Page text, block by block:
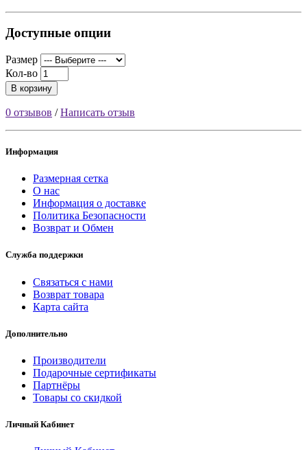
Доступные опции
Размер
Кол-во
В корзину
0 отзывов /Написать отзыв
Информация
Размерная сетка
О нас
Информация о доставке
Политика Безопасности
Возврат и Обмен
Служба поддержки
Связаться с нами
Возврат товара
Карта сайта
Дополнительно
Производители
Подарочные сертификаты
Партнёры
Товары со скидкой
Личный Кабинет